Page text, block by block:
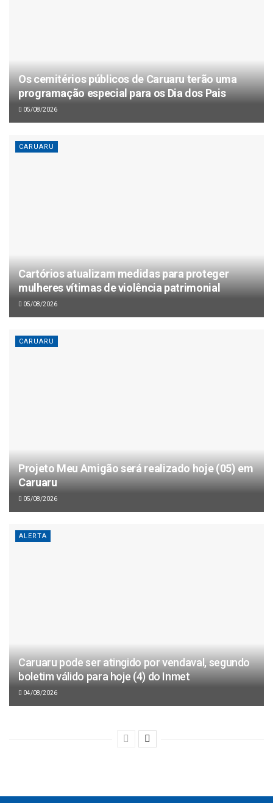
Os cemitérios públicos de Caruaru terão uma
programação especial para os Dia dos Pais
05/08/2026
CARUARU
Cartórios atualizam medidas para proteger
mulheres vítimas de violência patrimonial
05/08/2026
CARUARU
Projeto Meu Amigão será realizado hoje (05) em
Caruaru
05/08/2026
ALERTA
Caruaru pode ser atingido por vendaval, segundo
boletim válido para hoje (4) do Inmet
04/08/2026